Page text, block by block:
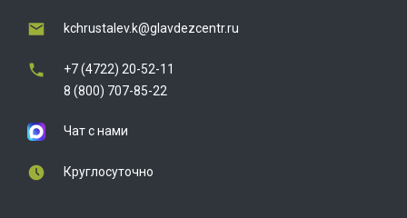
kchrustalev.k@glavdezcentr.ru
+7 (4722) 20-52-11
8 (800) 707-85-22
Чат с нами
Круглосуточно